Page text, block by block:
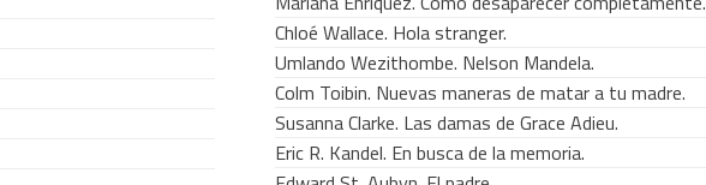
Chloé Wallace. Hola stranger.
Umlando Wezithombe. Nelson Mandela.
Colm Toibin. Nuevas maneras de matar a tu madre.
Susanna Clarke. Las damas de Grace Adieu.
Eric R. Kandel. En busca de la memoria.